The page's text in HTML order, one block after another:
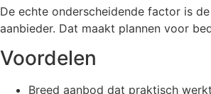
De echte onderscheidende factor is
aanbieder. Dat maakt plannen voor
Voordelen
Breed aanbod dat praktisch